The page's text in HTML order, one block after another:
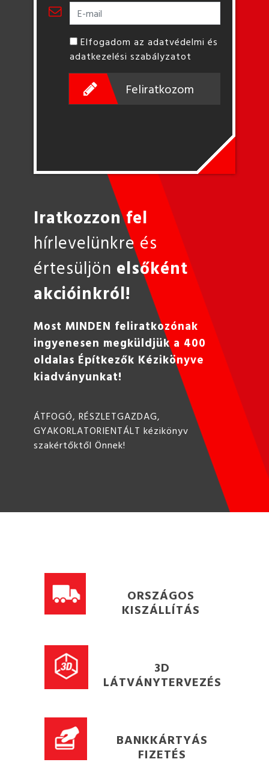
Elfogadom az adatvédelmi és
adatkezelési szabályzatot
Feliratkozom
Iratkozzon fel
hírlevelünkre és
értesüljön elsőként
akcióinkról!
Most MINDEN feliratkozónak
ingyenesen megküldjük a 400
oldalas Építkezők Kézikönyve
kiadványunkat!
ÁTFOGÓ, RÉSZLETGAZDAG,
GYAKORLATORIENTÁLT kézikönyv
szakértőktől Önnek!
ORSZÁGOS
KISZÁLLÍTÁS
3D
LÁTVÁNYTERVEZÉS
BANKKÁRTYÁS
FIZETÉS